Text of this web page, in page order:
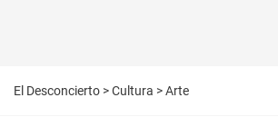
El Desconcierto >Cultura >Arte